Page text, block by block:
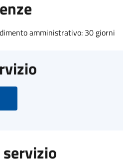
amministrativo: 30 giorni